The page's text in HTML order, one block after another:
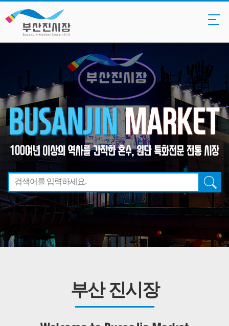
부산 진시장